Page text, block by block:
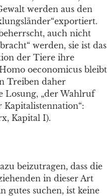
werden aus den
auch nicht
werden, sie ist das
der Tiere ihre
oeconomicus bleibt
Treiben daher
Losung, „der Wahlruf
Kapitalistennation“:
Kapital I).
beizutragen, dass die
in dieser Art
gutes suchen, ist keine